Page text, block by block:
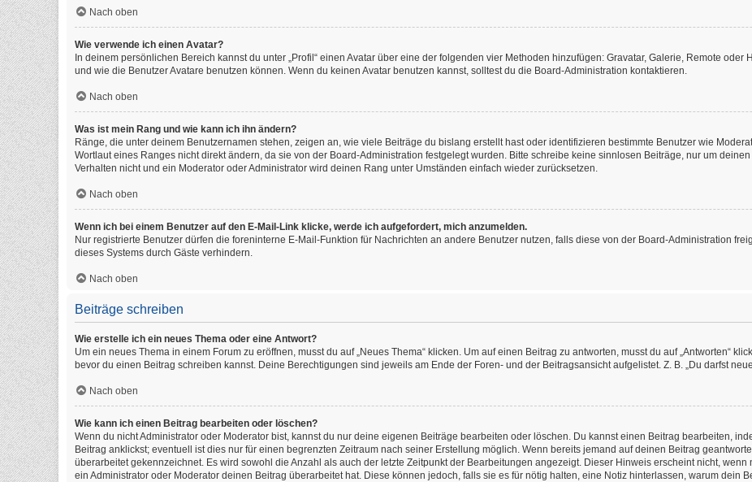
Nach oben
Wie verwende ich einen Avatar?
In deinem persönlichen Bereich kannst du unter „Profil“ einen Avatar über eine der folgenden vier Methoden hinzufügen: Gravatar, Galerie, Remote
und wie die Benutzer Avatare benutzen können. Wenn du keinen Avatar benutzen kannst, solltest du die Board-Administration kontaktieren.
Nach oben
Was ist mein Rang und wie kann ich ihn ändern?
Ränge, die unter deinem Benutzernamen stehen, zeigen an, wie viele Beiträge du bislang erstellt hast oder identifizieren bestimmte Benutzer wie
Wortlaut eines Ranges nicht direkt ändern, da sie von der Board-Administration festgelegt wurden. Bitte schreibe keine sinnlosen Beiträge, nur um
Verhalten nicht und ein Moderator oder Administrator wird deinen Rang unter Umständen einfach wieder zurücksetzen.
Nach oben
Wenn ich bei einem Benutzer auf den E-Mail-Link klicke, werde ich aufgefordert, mich anzumelden.
Nur registrierte Benutzer dürfen die foreninterne E-Mail-Funktion für Nachrichten an andere Benutzer nutzen, falls diese von der Board-Administration
dieses Systems durch Gäste verhindern.
Nach oben
Beiträge schreiben
Wie erstelle ich ein neues Thema oder eine Antwort?
Um ein neues Thema in einem Forum zu eröffnen, musst du auf „Neues Thema“ klicken. Um auf einen Beitrag zu antworten, musst du auf „Antworten“
bevor du einen Beitrag schreiben kannst. Deine Berechtigungen sind jeweils am Ende der Foren- und der Beitragsansicht aufgelistet. Z. B. „Du darfst
Nach oben
Wie kann ich einen Beitrag bearbeiten oder löschen?
Wenn du nicht Administrator oder Moderator bist, kannst du nur deine eigenen Beiträge bearbeiten oder löschen. Du kannst einen Beitrag bearbeiten,
Beitrag anklickst; eventuell ist dies nur für einen begrenzten Zeitraum nach seiner Erstellung möglich. Wenn bereits jemand auf deinen Beitrag
überarbeitet gekennzeichnet. Es wird sowohl die Anzahl als auch der letzte Zeitpunkt der Bearbeitungen angezeigt. Dieser Hinweis erscheint nicht,
ein Administrator oder Moderator deinen Beitrag überarbeitet hat. Diese können jedoch, falls sie es für nötig halten, eine Notiz hinterlassen, warum dein